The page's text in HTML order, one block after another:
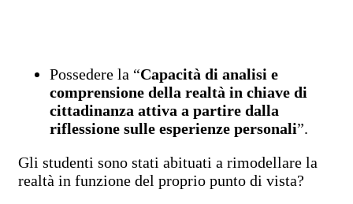
Possedere la “Capacità di analisi e
comprensione della realtà in chiave di
cittadinanza attiva a partire dalla
riflessione sulle esperienze personali”.
Gli studenti sono stati abituati a rimodellare la
realtà in funzione del proprio punto di vista?